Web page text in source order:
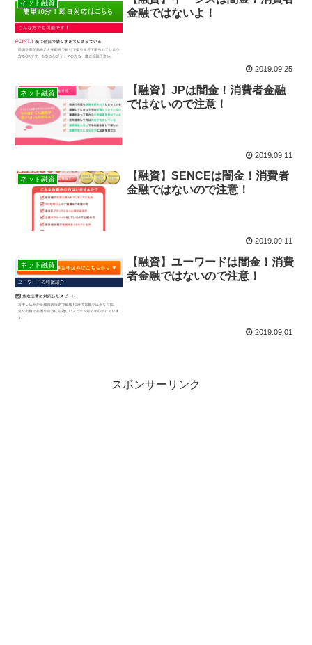
ネット融資
金融ではないよ！
2019.09.25
ネット融資
【融資】JPは闇金！消費者金融
ではないので注意！
2019.09.11
ネット融資
【融資】SENCEは闇金！消費者
金融ではないので注意！
2019.09.11
ネット融資
【融資】ユーワードは闇金！消費
者金融ではないので注意！
2019.09.01
スポンサーリンク